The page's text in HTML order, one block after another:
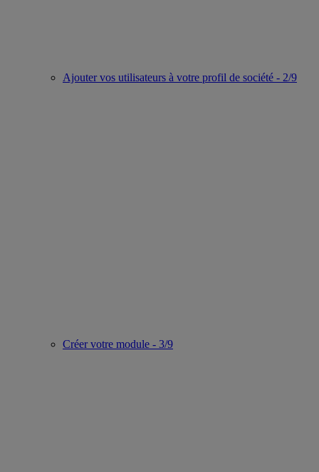
Ajouter vos utilisateurs à votre profil de société - 2/9
Créer votre module - 3/9